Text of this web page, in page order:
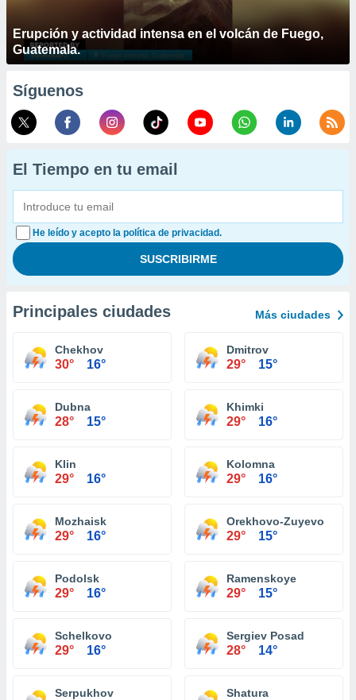
Erupción y actividad intensa en el volcán de Fuego,
Guatemala.
Síguenos
El Tiempo en tu email
He leído y acepto la política de privacidad.
Principales ciudades Más ciudades
Chekhov
30° 16°
Dmitrov
29° 15°
Dubna
28° 15°
Khimki
29° 16°
Klin
29° 16°
Kolomna
29° 16°
Mozhaisk
29° 16°
Orekhovo-Zuyevo
29° 15°
Podolsk
29° 16°
Ramenskoye
29° 15°
Schelkovo
29° 16°
Sergiev Posad
28° 14°
Serpukhov Shatura